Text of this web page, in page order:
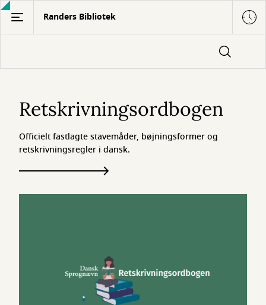
Gå
hovedindhold
Randers Bibliotek
Retskrivningsordbogen
Officielt fastlagte stavemåder, bøjningsformer og
retskrivningsregler i dansk.